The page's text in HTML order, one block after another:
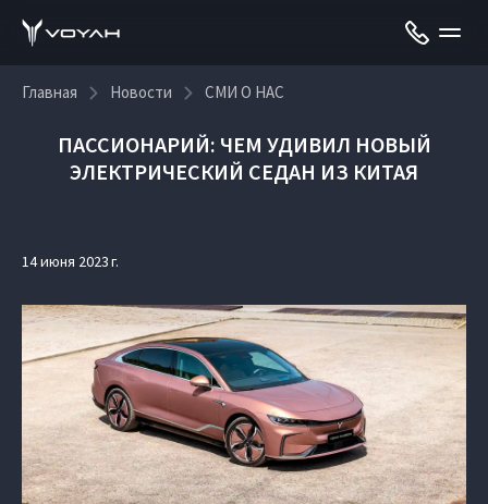
Главная Новости СМИ О НАС
ПАССИОНАРИЙ: ЧЕМ УДИВИЛ НОВЫЙ
ЭЛЕКТРИЧЕСКИЙ СЕДАН ИЗ КИТАЯ
14 июня 2023 г.